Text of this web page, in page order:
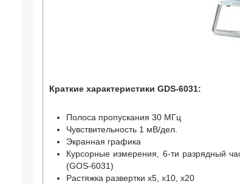
Краткие характеристики GDS-6031:
Полоса пропускания 30 МГц
Чувствительность 1 мВ/дел.
Экранная графика
Курсорные измерения, 6-ти разрядный
(GOS-6031)
Растяжка развертки х5, х10, х20